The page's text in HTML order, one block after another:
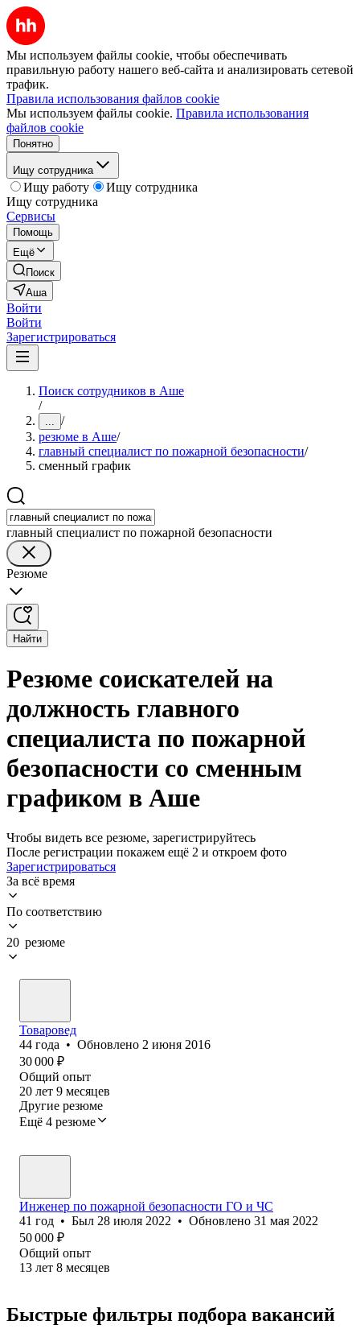
Мы используем файлы cookie, чтобы обеспечивать
правильную работу нашего веб-сайта и анализировать сетевой
трафик.
Правила использования файлов cookie
Мы используем файлы cookie. Правила использования
файлов cookie
Понятно
Ищу сотрудника
Ищу работу
Ищу сотрудника
Ищу сотрудника
Сервисы
Помощь
Ещё
Поиск
Аша
Войти
Войти
Зарегистрироваться
Поиск сотрудников в Аше
/
... /
резюме в Аше/
главный специалист по пожарной безопасности/
сменный график
главный специалист по пожарной безопасности
Резюме
Найти
Резюме соискателей на
должность главного
специалиста по пожарной
безопасности со сменным
графиком в Аше
Чтобы видеть все резюме, зарегистрируйтесь
После регистрации покажем ещё 2 и откроем фото
Зарегистрироваться
За всё время
По соответствию
20 резюме
Товаровед
44 года • Обновлено 2 июня 2016
30 000 ₽
Общий опыт
20 лет 9 месяцев
Другие резюме
Ещё 4 резюме
Инженер по пожарной безопасности ГО и ЧС
41 год • Был 28 июля 2022 • Обновлено 31 мая 2022
50 000 ₽
Общий опыт
13 лет 8 месяцев
Быстрые фильтры подбора вакансий